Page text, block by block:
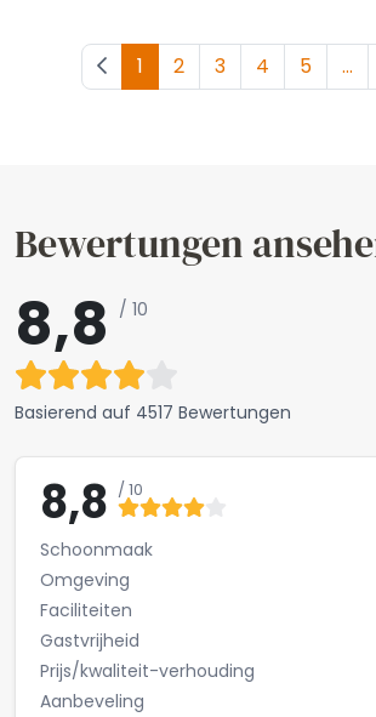
Vorherige Seite
1 2 3 4 5 ...
Bewertungen
8,8 / 10
Basierend auf 4517 Bewertungen
8,8 / 10
Schoonmaak
Omgeving
Faciliteiten
Gastvrijheid
Prijs/kwaliteit-verhouding
Aanbeveling